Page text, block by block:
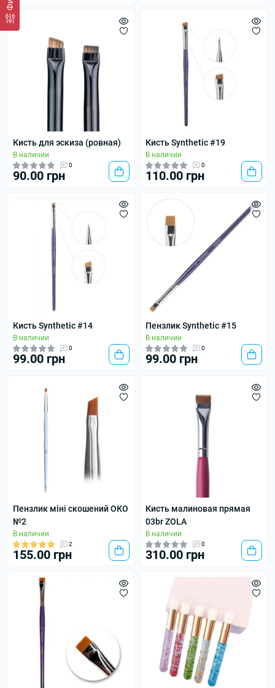
Кисть для эскиза (ровная)
В наличии
0
90.00 грн
Кисть Synthetic #19
В наличии
0
110.00 грн
Кисть Synthetic #14
В наличии
0
99.00 грн
Пензлик Synthetic #15
В наличии
0
99.00 грн
Пензлик міні скошений ОКО
№2
В наличии
2
155.00 грн
Кисть малиновая прямая
03br ZOLA
В наличии
0
310.00 грн